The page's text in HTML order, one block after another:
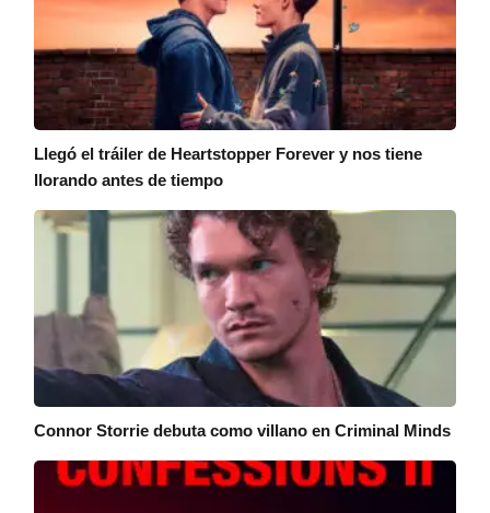
Llegó el tráiler de Heartstopper Forever y nos tiene
llorando antes de tiempo
Connor Storrie debuta como villano en Criminal Minds